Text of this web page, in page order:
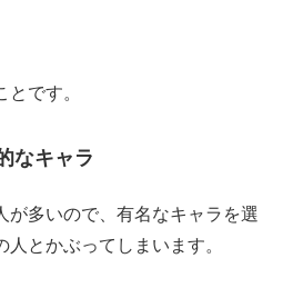
です。
なキャラ
が多いので、有名なキャラを選
とかぶってしまいます。